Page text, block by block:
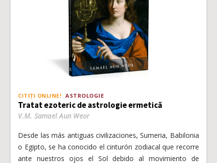
CITIȚI ONLINE! ASTROLOGIE
Tratat ezoteric de astrologie ermetică
V.M. Samael Aun Weor
Desde las más antiguas civilizaciones, Sumeria, Babilonia
o Egipto, se ha conocido el cinturón zodiacal que recorre
ante nuestros ojos el Sol debido al movimiento de